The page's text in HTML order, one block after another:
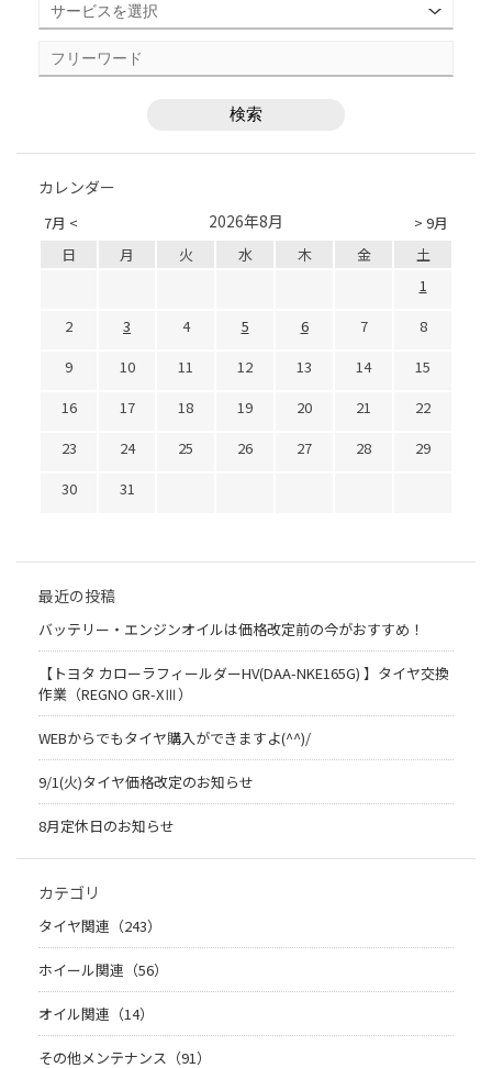
カレンダー
7月 < > 9月
2026年8月
日 月 火 水 木 金
土
1
2
3 4 5 6 7
8
9
10 11 12 13 14
15
16
17 18 19 20 21
22
23
24 25 26 27 28
29
30
31
最近の投稿
バッテリー・エンジンオイルは価格改定前の今がおすすめ！
【トヨタ カローラフィールダーHV(DAA-NKE165G) 】タイヤ交換
作業（REGNO GR-XⅢ）
WEBからでもタイヤ購入ができますよ(^^)/
9/1(火)タイヤ価格改定のお知らせ
8月定休日のお知らせ
カテゴリ
タイヤ関連（243）
ホイール関連（56）
オイル関連（14）
その他メンテナンス（91）